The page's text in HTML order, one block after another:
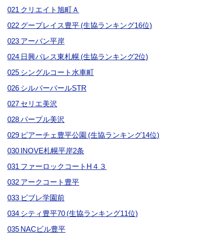
021 クリエイト旭町Ａ
022 グープレイス豊平 (生協ランキング16位)
023 アーバン平岸
024 日興パレス東札幌 (生協ランキング2位)
025 シングルコート水車町
026 シルバーパールSTR
027 セリエ美沢
028 パープル美沢
029 ピアーチェ豊平公園 (生協ランキング14位)
030 INOVE札幌平岸2条
031 ファーロックコートH４３
032 アークコート豊平
033 ビブレ学園前
034 シティ豊平70 (生協ランキング11位)
035 NACビル豊平